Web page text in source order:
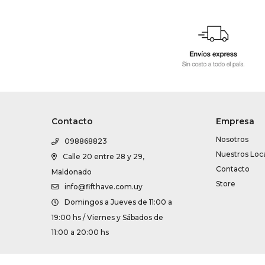
Contacto
098868823
Calle 20 entre 28 y 29,
Maldonado
info@fifthave.com.uy
Domingos a Jueves de 11:00 a
19:00 hs / Viernes y Sábados de
11:00 a 20:00 hs
Empresa
Nosotros
Nuestros
Contacto
Store